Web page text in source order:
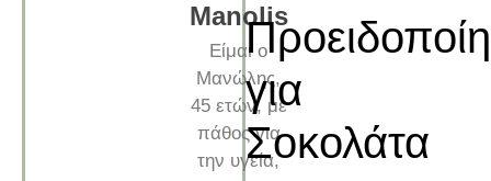
Manolis
Είμαι ο
Μανώλης,
45 ετών, με
πάθος για
την υγεία,
για
Σοκολάτα